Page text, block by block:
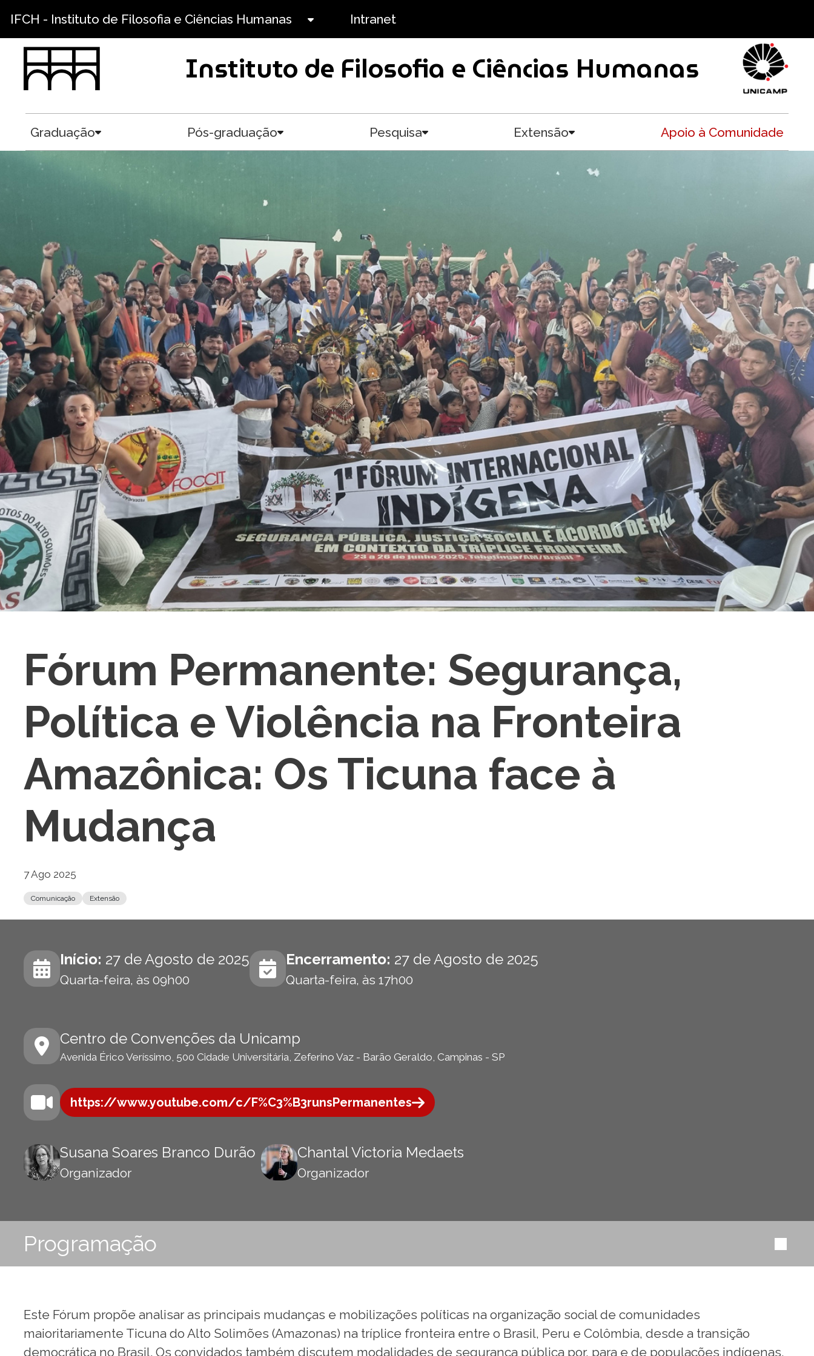
IFCH - Instituto de Filosofia e Ciências Humanas Intranet
Instituto de Filosofia e Ciências Humanas
Graduação Pós-graduação Pesquisa Extensão Apoio à Comunidade
Fórum Permanente: Segurança,
Política e Violência na Fronteira
Amazônica: Os Ticuna face à
Mudança
7 Ago 2025
Comunicação Extensão
Início: 27 de Agosto de 2025
Quarta-feira, às 09h00
Encerramento: 27 de Agosto de 2025
Quarta-feira, às 17h00
Centro de Convenções da Unicamp
Avenida Érico Veríssimo, 500 Cidade Universitária, Zeferino Vaz - Barão Geraldo, Campinas - SP
https://www.youtube.com/c/F%C3%B3runsPermanentes
Susana Soares Branco Durão
Organizador
Chantal Victoria Medaets
Organizador
Programação
Este Fórum propõe analisar as principais mudanças e mobilizações políticas na organização social de comunidades
maioritariamente Ticuna do Alto Solimões (Amazonas) na tríplice fronteira entre o Brasil, Peru e Colômbia, desde a transição
democrática no Brasil. Os convidados também discutem modalidades de segurança pública por, para e de populações indígenas,